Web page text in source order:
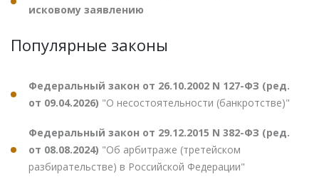
исковому заявлению
Популярные законы
Федеральный закон от 26.10.2002 N 127-ФЗ (ред.
от 09.04.2026) "О несостоятельности (банкротстве)"
Федеральный закон от 29.12.2015 N 382-ФЗ (ред.
от 08.08.2024) "Об арбитраже (третейском
разбирательстве) в Российской Федерации"